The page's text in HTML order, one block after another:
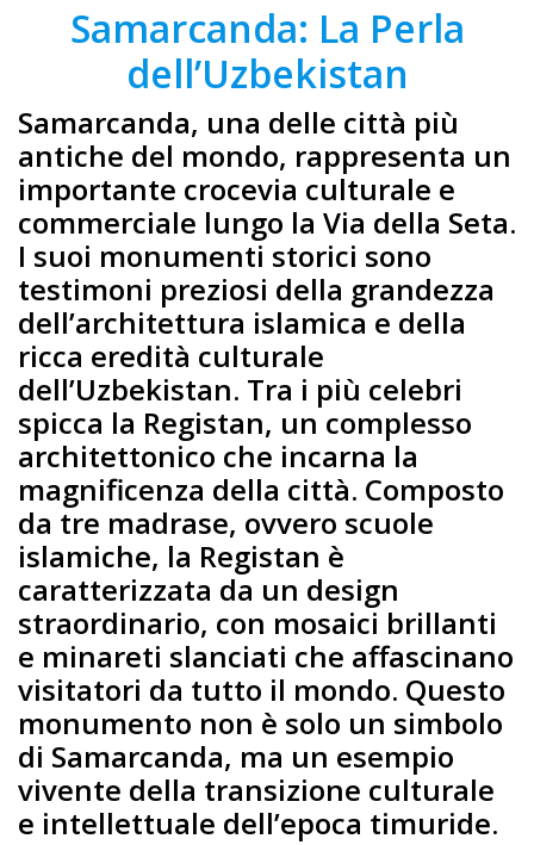
Samarcanda: La Perla
dell’Uzbekistan
Samarcanda, una delle città più
antiche del mondo, rappresenta un
importante crocevia culturale e
commerciale lungo la Via della Seta.
I suoi monumenti storici sono
testimoni preziosi della grandezza
dell’architettura islamica e della
ricca eredità culturale
dell’Uzbekistan. Tra i più celebri
spicca la Registan, un complesso
architettonico che incarna la
magnificenza della città. Composto
da tre madrase, ovvero scuole
islamiche, la Registan è
caratterizzata da un design
straordinario, con mosaici brillanti
e minareti slanciati che affascinano
visitatori da tutto il mondo. Questo
monumento non è solo un simbolo
di Samarcanda, ma un esempio
vivente della transizione culturale
e intellettuale dell’epoca timuride.